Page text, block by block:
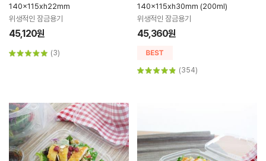
140x115xh22mm
위생적인 잠금용기
45,120원
(3)
140x115xh30mm (200ml)
위생적인 잠금용기
45,360원
(354)